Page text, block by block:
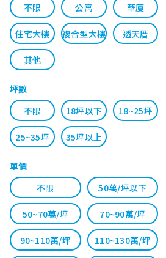
神岡區 大肚區 沙鹿區
龍井區 梧棲區 清水區
大甲區
找熱門區
全熱門區
台中五期重劃區
台中10期重劃區 沙鹿新站特區
台中科學園區
14期重劃區 勤美商圈
12期重劃區 11期重劃區
太平區 七期重劃區
不限
公寓 華廈
住宅大樓 複合型大樓 透天厝
其他
坪數
不限
18坪以下 18~25坪
25~35坪 35坪以上
單價
不限
50萬/坪以下
50~70萬/坪 70~90萬/坪
90~110萬/坪 110~130萬/坪
本網站所提供之交易資訊來源皆為「內政部
特殊交易及極端值。本網站對資訊之正確性
之資訊僅供參考，無推介買賣、投資之意。
交易，若發生損失需自行負責，請謹慎評估相
本網站所彙整之建案資訊由各建商/代銷團隊
考，實際銷售資訊請以各建商/代銷團隊及建
謹慎查閱相關內容、評估自身購買風險；如
ousefeel.com.tw。
關於我們